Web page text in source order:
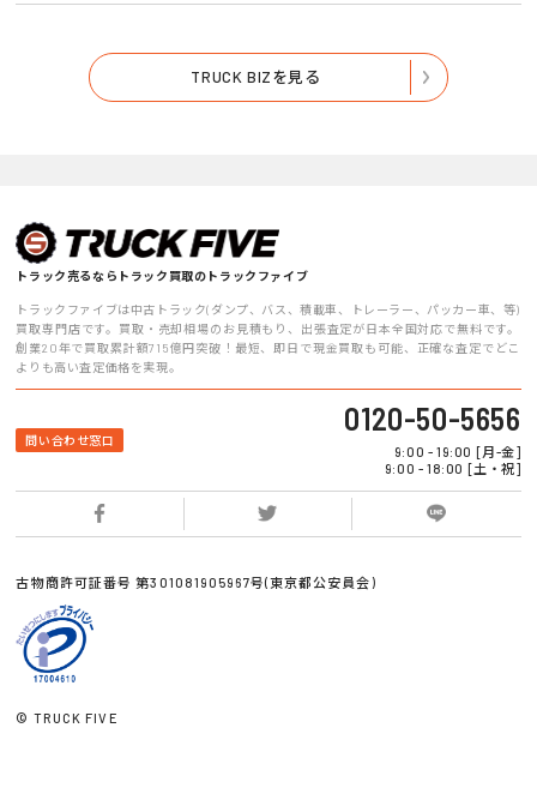
TRUCK BIZを見る
トラック売るならトラック買取のトラックファイブ
トラックファイブは中古トラック(ダンプ、バス、積載車、トレーラー、パッカー車、等)
買取専門店です。買取・売却相場のお見積もり、出張査定が日本全国対応で無料です。
創業20年で買取累計額715億円突破！最短、即日で現金買取も可能、正確な査定でどこ
よりも高い査定価格を実現。
問い合わせ窓口
0120-50-5656
9:00 - 19:00 [月-金]
9:00 - 18:00 [土・祝]
古物商許可証番号 第301081905967号(東京都公安員会)
© TRUCK FIVE